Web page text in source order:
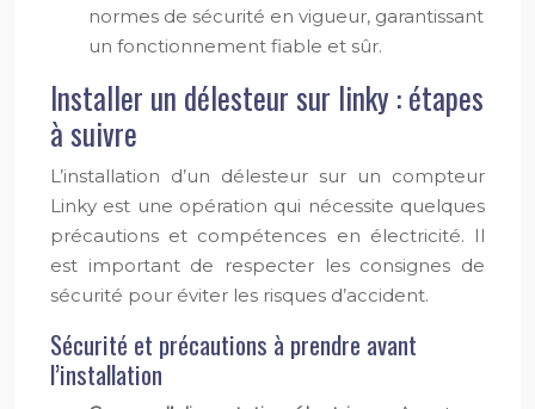
normes de sécurité en vigueur, garantissant
un fonctionnement fiable et sûr.
Installer un délesteur sur linky : étapes
à suivre
L’installation d’un délesteur sur un compteur
Linky est une opération qui nécessite quelques
précautions et compétences en électricité. Il
est important de respecter les consignes de
sécurité pour éviter les risques d’accident.
Sécurité et précautions à prendre avant
l’installation